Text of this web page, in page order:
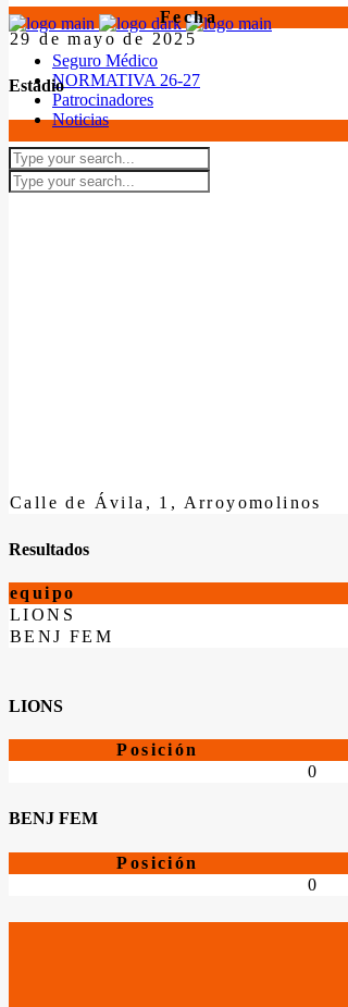
Seguro Médico
NORMATIVA 26-27
Patrocinadores
Noticias
Fecha
29 de mayo de 2025
Estadio
Calle de Ávila, 1, Arroyomolinos
Resultados
equipo
LIONS
BENJ FEM
LIONS
Posición
0
BENJ FEM
Posición
0